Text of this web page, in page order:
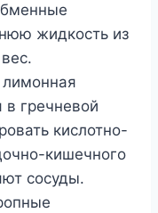
жидкость из
гречневой
кислотно-
кишечного
сосуды.